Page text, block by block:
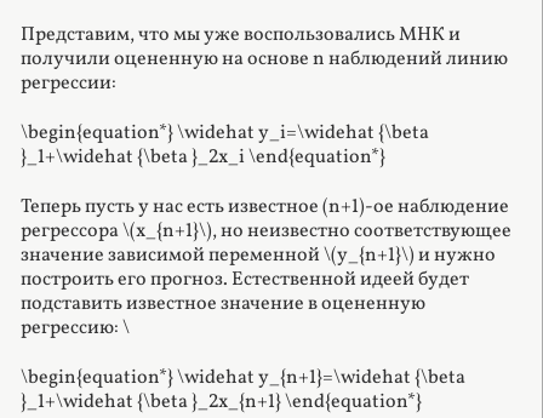
Представим, что мы уже воспользовались МНК и
получили оцененную на основе n наблюдений линию
регрессии:
\begin{equation*} \widehat y_i=\widehat {\beta
}_1+\widehat {\beta }_2x_i \end{equation*}
Теперь пусть у нас есть известное (n+1)-ое наблюдение
регрессора \(x_{n+1}\), но неизвестно соответствующее
значение зависимой переменной \(y_{n+1}\) и нужно
построить его прогноз. Естественной идеей будет
подставить известное значение в оцененную
регрессию: \
\begin{equation*} \widehat y_{n+1}=\widehat {\beta
}_1+\widehat {\beta }_2x_{n+1} \end{equation*}